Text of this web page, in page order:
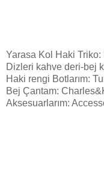
Yarasa Kol Haki
Dizleri kahve deri-bej
Haki rengi Botlarım:
Bej Çantam:
Aksesuarlarım: